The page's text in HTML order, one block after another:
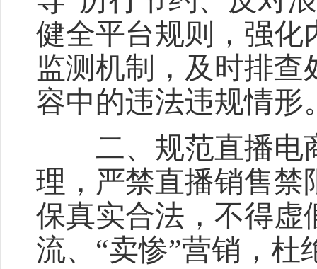
健全平台规则，强化
监测机制，及时排
容中的违法违规情形
二、规范直播电
理，严禁直播销售禁
保真实合法，不得虚
流、“卖惨”营销，杜